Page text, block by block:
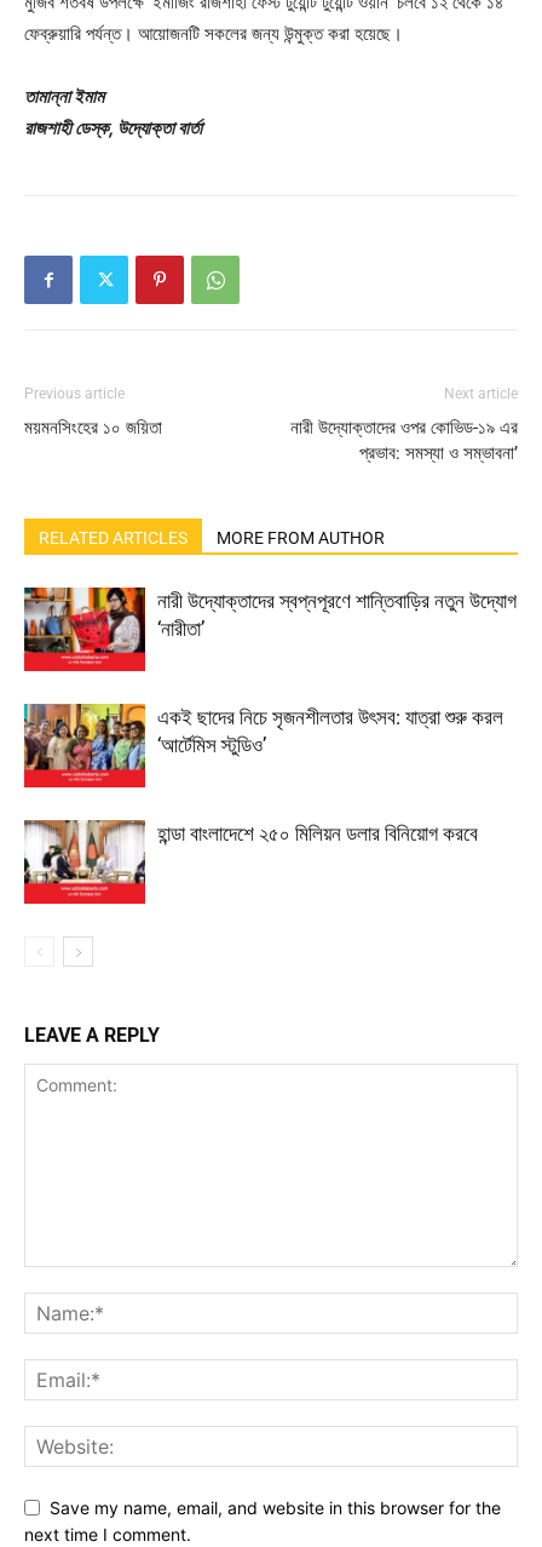
ফেব্রুয়ারি পর্যন্ত। আয়োজনটি সকলের জন্য উন্মুক্ত করা হয়েছে।
তামান্না ইমাম
রাজশাহী ডেস্ক, উদ্যোক্তা বার্তা
Previous article
ময়মনসিংহের ১০ জয়িতা
Next article
নারী উদ্যোক্তাদের ওপর কোভিড-১৯ এর
প্রভাব: সমস্যা ও সম্ভাবনা’
RELATED ARTICLES MORE FROM AUTHOR
নারী উদ্যোক্তাদের স্বপ্নপূরণে শান্তিবাড়ির নতুন উদ্যোগ
‘নারীতা’
একই ছাদের নিচে সৃজনশীলতার উৎসব: যাত্রা শুরু করল
‘আর্টেমিস স্টুডিও’
হান্ডা বাংলাদেশে ২৫০ মিলিয়ন ডলার বিনিয়োগ করবে
LEAVE A REPLY
Save my name, email, and website in this browser for the
next time I comment.